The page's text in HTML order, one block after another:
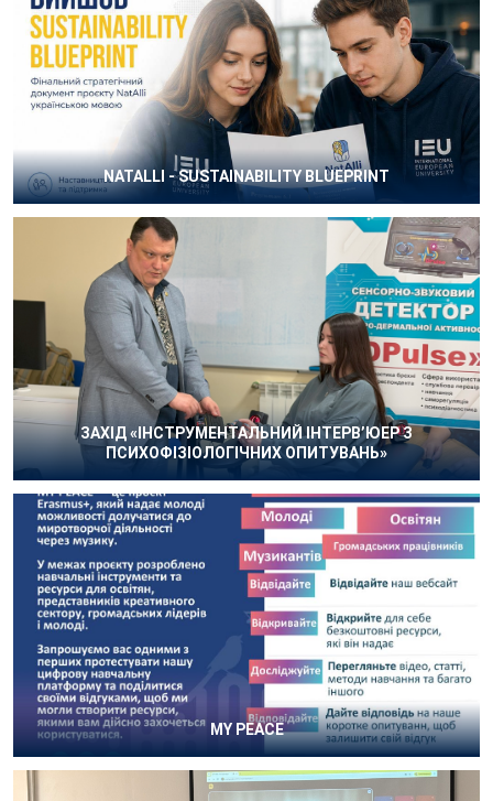
NATALLI - SUSTAINABILITY BLUEPRINT
ЗАХІД «ІНСТРУМЕНТАЛЬНИЙ ІНТЕРВ’ЮЕР З
ПСИХОФІЗІОЛОГІЧНИХ ОПИТУВАНЬ»
MY PEACE